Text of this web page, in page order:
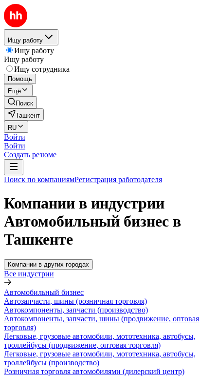
Ищу работу
Ищу работу
Ищу работу
Ищу сотрудника
Помощь
Ещё
Поиск
Ташкент
RU
Войти
Войти
Создать резюме
Поиск по компаниямРегистрация работодателя
Компании в индустрии
Автомобильный бизнес в
Ташкенте
Компании в других городах
Все индустрии
Автомобильный бизнес
Автозапчасти, шины (розничная торговля)
Автокомпоненты, запчасти (производство)
Автокомпоненты, запчасти, шины (продвижение, оптовая
торговля)
Легковые, грузовые автомобили, мототехника, автобусы,
троллейбусы (продвижение, оптовая торговля)
Легковые, грузовые автомобили, мототехника, автобусы,
троллейбусы (производство)
Розничная торговля автомобилями (дилерский центр)